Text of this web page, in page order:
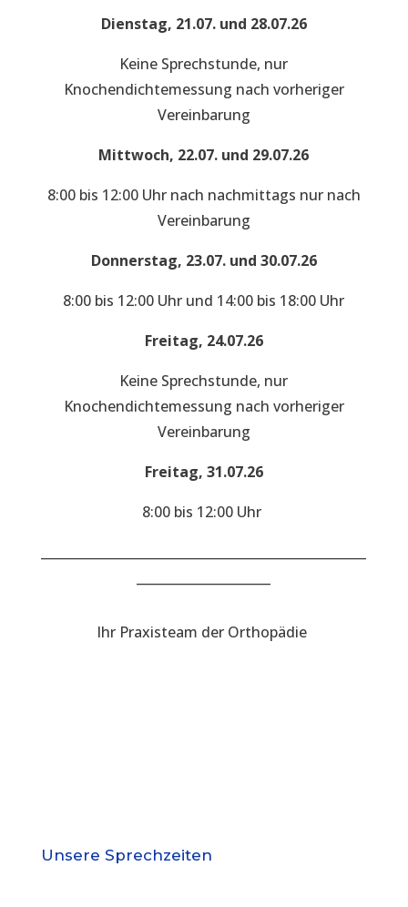
Dienstag, 21.07. und 28.07.26
Keine Sprechstunde, nur
Knochendichtemessung nach vorheriger
Vereinbarung
Mittwoch, 22.07. und 29.07.26
8:00 bis 12:00 Uhr nach nachmittags nur nach
Vereinbarung
Donnerstag, 23.07. und 30.07.26
8:00 bis 12:00 Uhr und 14:00 bis 18:00 Uhr
Freitag, 24.07.26
Keine Sprechstunde, nur
Knochendichtemessung nach vorheriger
Vereinbarung
Freitag, 31.07.26
8:00 bis 12:00 Uhr
Ihr Praxisteam der Orthopädie
Unsere Sprechzeiten